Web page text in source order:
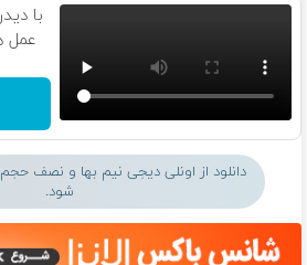
با
عمل
دانلود از اونلی دیجی نیم بها و نصف
شود.